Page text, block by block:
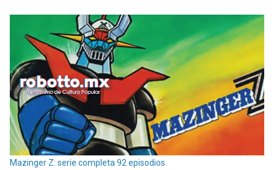
Mazinger Z: serie completa 92 episodios.